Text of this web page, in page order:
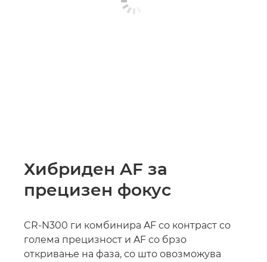
Хибриден AF за
прецизен фокус
CR-N300 ги комбинира AF со контраст со
голема прецизност и AF со брзо
откривање на фаза, со што овозможува